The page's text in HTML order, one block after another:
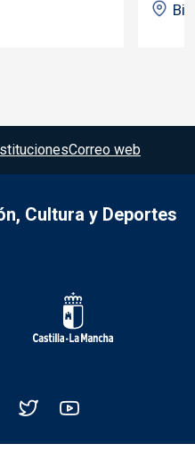
Correo web
Cultura y Deportes